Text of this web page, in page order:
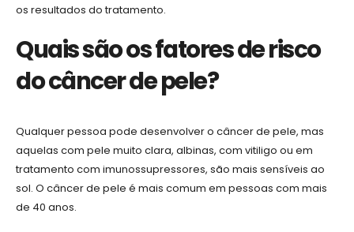
os resultados do tratamento.
Quais são os fatores de risco
do câncer de pele?
Qualquer pessoa pode desenvolver o câncer de pele, mas
aquelas com pele muito clara, albinas, com vitiligo ou em
tratamento com imunossupressores, são mais sensíveis ao
sol. O câncer de pele é mais comum em pessoas com mais
de 40 anos.